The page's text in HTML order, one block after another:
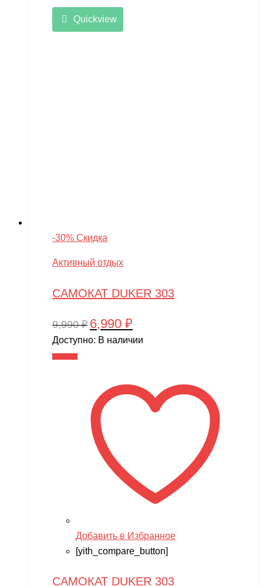
Quickview
-30% Скидка
Активный отдых
САМОКАТ DUKER 303
9,990₽ Первоначальная
цена
6,990 ₽
цена:
Доступно: В наличии
Добавить в Избранное
[yith_compare_button]
САМОКАТ DUKER 303